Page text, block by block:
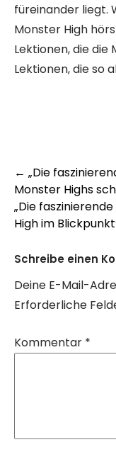
füreinander liegt.
Monster High
Lektionen, die
Lektionen, die so
Post
← „Die
Monster Highs
„Die
High im
Schreibe einen
Deine E-Mail-
Erforderliche
Kommentar *